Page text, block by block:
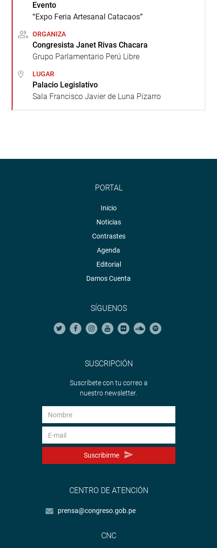
Evento
“Expo Feria Artesanal Catacaos”
ORGANIZA
Congresista Janet Rivas Chacara
Grupo Parlamentario Perú Libre
LUGAR
Palacio Legislativo
Sala Francisco Javier de Luna Pizarro
PORTAL
Inicio
Noticias
Contrastes
Agenda
Editorial
Damos Cuenta
SÍGUENOS
SUSCRIPCIÓN
Suscríbete con tu correo a
nuestro newsletter.
Suscribirme
CENTRO DE ATENCIÓN
prensa@congreso.gob.pe
CNC